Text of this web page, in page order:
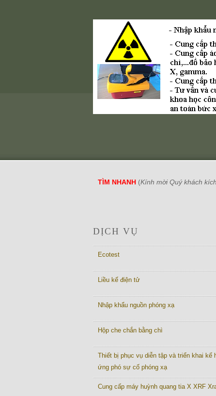
TÌM NHANH (Kính mời Quý khách
DỊCH VỤ
Ecotest
Liều kế điện tử
Nhập khẩu nguồn phóng xạ
Hộp che chắn bằng chì
Thiết bị phục vụ diễn tập và triển khai kế
ứng phó sự cố phóng xạ
Cung cấp máy huỳnh quang tia X XRF